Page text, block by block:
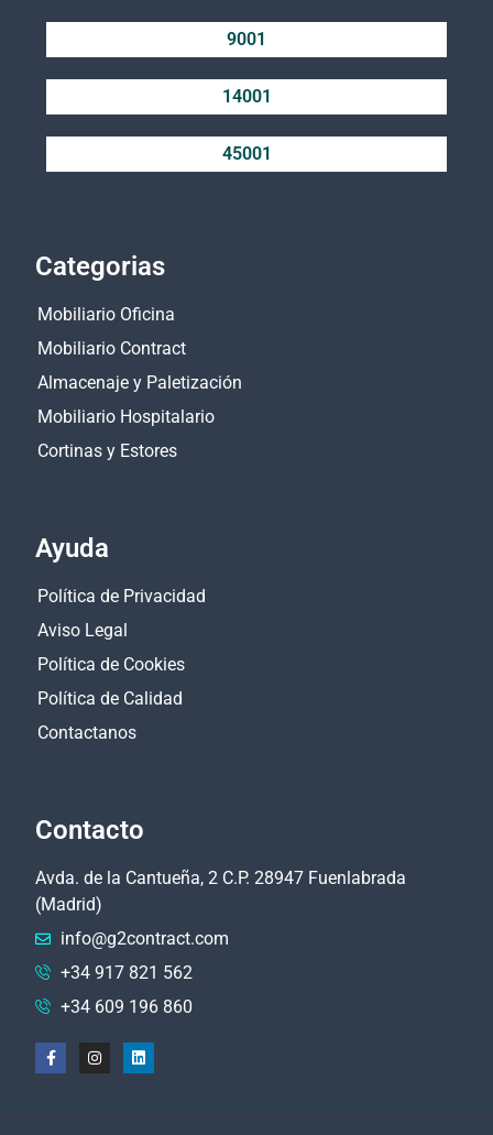
9001
14001
45001
Categorias
Mobiliario Oficina
Mobiliario Contract
Almacenaje y Paletización
Mobiliario Hospitalario
Cortinas y Estores
Ayuda
Política de Privacidad
Aviso Legal
Política de Cookies
Política de Calidad
Contactanos
Contacto
Avda. de la Cantueña, 2 C.P. 28947 Fuenlabrada
(Madrid)
info@g2contract.com
+34 917 821 562
+34 609 196 860